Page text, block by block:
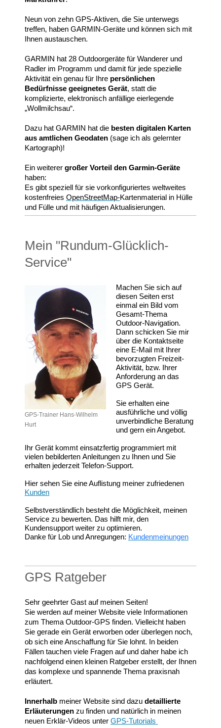
Neun von zehn GPS-Aktiven, die Sie unterwegs
treffen, haben GARMIN-Geräte und können sich mit
Ihnen austauschen.
GARMIN hat 28 Outdoorgeräte für Wanderer und
Radler im Programm und damit für jede spezielle
Aktivität ein genau für Ihre persönlichen
Bedürfnisse geeignetes Gerät, statt die
komplizierte, elektronisch anfällige eierlegende
„Wollmilchsau“.
Dazu hat GARMIN hat die besten digitalen Karten
aus amtlichen Geodaten (sage ich als gelernter
Kartograph)!
Ein weiterer großer Vorteil den Garmin-Geräte
haben:
Es gibt speziell für sie vorkonfiguriertes weltweites
kostenfreies OpenStreetMap-Kartenmaterial in Hülle
und Fülle und mit häufigen Aktualisierungen.
Mein "Rundum-Glücklich-
Service"
GPS-Trainer Hans-Wilhelm
Hurt
Machen Sie sich auf
diesen Seiten erst
einmal ein Bild vom
Gesamt-Thema
Outdoor-Navigation.
Dann schicken Sie mir
über die Kontaktseite
eine E-Mail mit Ihrer
bevorzugten Freizeit-
Aktivität, bzw. Ihrer
Anforderung an das
GPS Gerät.
Sie erhalten eine
ausführliche und völlig
unverbindliche Beratung
und gern ein Angebot.
Ihr Gerät kommt einsatzfertig programmiert mit
vielen bebilderten Anleitungen zu Ihnen und Sie
erhalten jederzeit Telefon-Support.
Hier sehen Sie eine Auflistung meiner zufriedenen
Kunden
Selbstverständlich besteht die Möglichkeit, meinen
Service zu bewerten. Das hilft mir, den
Kundensupport weiter zu optimieren.
Danke für Lob und Anregungen: Kundenmeinungen
GPS Ratgeber
Sehr geehrter Gast auf meinen Seiten!
Sie werden auf meiner Website viele Informationen
zum Thema Outdoor-GPS finden. Vielleicht haben
Sie gerade ein Gerät erworben oder überlegen noch,
ob sich eine Anschaffung für Sie lohnt. In beiden
Fällen tauchen viele Fragen auf und daher habe ich
nachfolgend einen kleinen Ratgeber erstellt, der Ihnen
das komplexe und spannende Thema praxisnah
erläutert.
Innerhalb meiner Website sind dazu detaillierte
Erläuterungen zu finden und natürlich in meinen
neuen Erklär-Videos unter GPS-Tutorials